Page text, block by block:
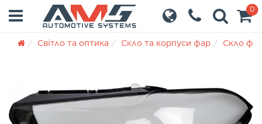
0
Світло та оптика Скло та корпуси фар Скло